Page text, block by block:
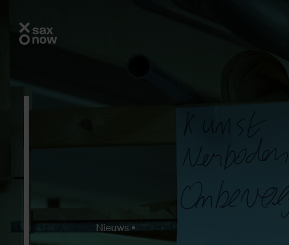
Nieuws